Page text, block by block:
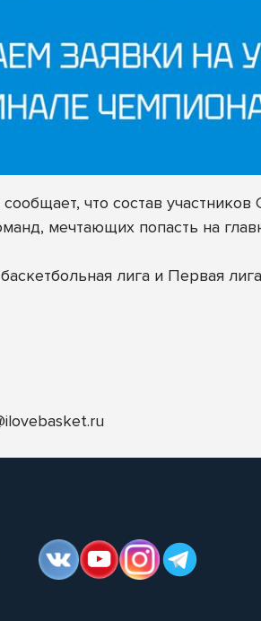
что состав
мечтающих попасть на
лига и Первая